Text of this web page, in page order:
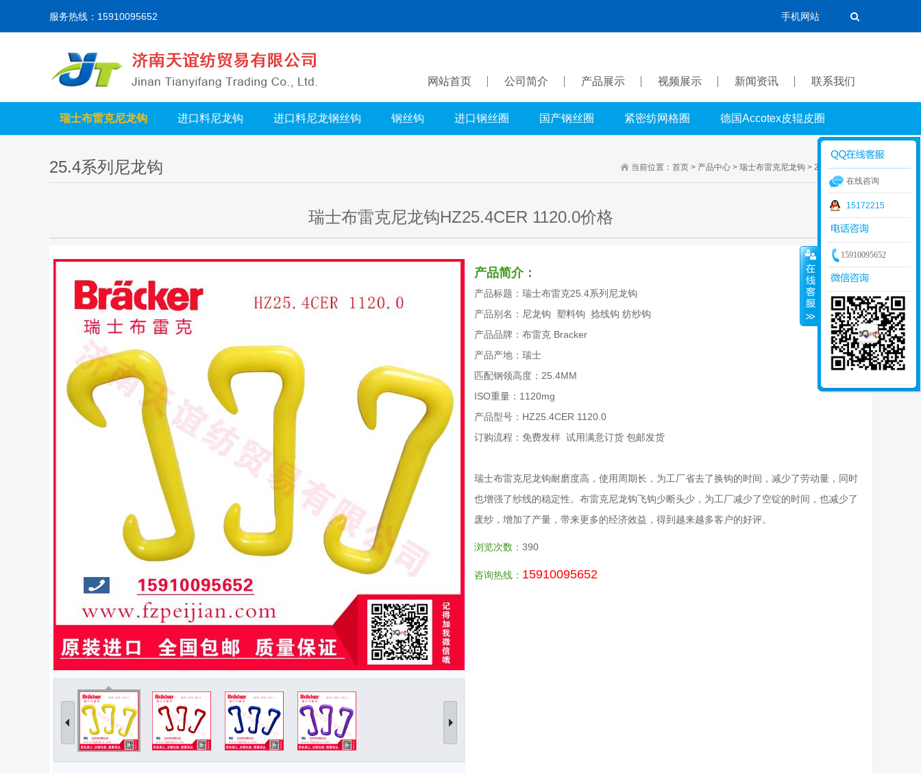
服务热线：15910095652 手机网站
网站首页 公司简介 产品展示 视频展示 新闻资讯 联系我们
瑞士布雷克尼龙钩 进口料尼龙钩 进口料尼龙钢丝钩 钢丝钩 进口钢丝圈 国产钢丝圈 紧密纺网格圈 德国Accotex皮辊皮圈
当前位置： 首页 > 产品中心 > 瑞士布雷克尼龙钩 > 25.4系列尼龙钩
25.4系列尼龙钩
瑞士布雷克尼龙钩HZ25.4CER 1120.0价格
产品简介：
产品标题：瑞士布雷克25.4系列尼龙钩
产品别名：尼龙钩 塑料钩 捻线钩 纺纱钩
产品品牌：布雷克 Bracker
产品产地：瑞士
匹配钢领高度：25.4MM
ISO重量：1120mg
产品型号：HZ25.4CER 1120.0
订购流程：免费发样 试用满意订货 包邮发货
瑞士布雷克尼龙钩耐磨度高，使用周期长，为工厂省去了换钩的时间，减少了劳动量，同时
也增强了纱线的稳定性。布雷克尼龙钩飞钩少断头少，为工厂减少了空锭的时间，也减少了
废纱，增加了产量，带来更多的经济效益，得到越来越多客户的好评。
浏览次数： 390
咨询热线： 15910095652
在线咨询
15172215
15910095652